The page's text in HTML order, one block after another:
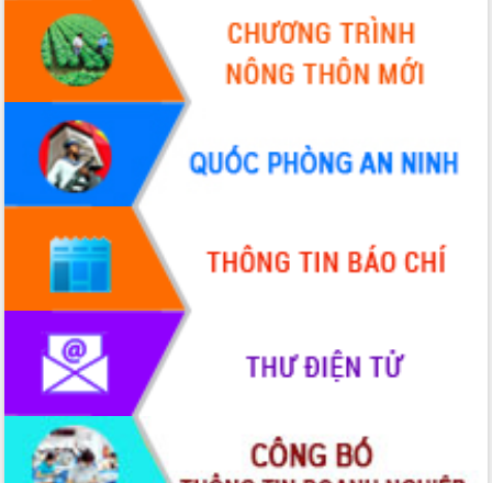
Tổ chức trang trọng Lễ hội Đền thờ
Lương Văn Chánh năm 2026
Phó Bí thư Tỉnh ủy Đắk Lắk Đỗ Hữu
Huy giữ chức Bí thư Đảng ủy Ủy Ban
Nhân dân tỉnh
Bệnh án điện tử thúc đẩy chuyển đổi
số y tế tại Đắk Lắk
Chuyển đổi số thư viện: Mở rộng
không gian tri thức trong thời đại số
Đánh giá, rút kinh nghiệm công tác tổ
chức diễn tập trước ngày bầu cử
Chương trình “Gặp gỡ hữu nghị –
Friendship Meeting New Year 2026”
Bầu cử Quốc hội và HĐND: Cử tri Đắk
Lắk gửi gắm niềm tin, kỳ vọng vào lá
Đắk Lắk sẵn sàng các điều kiện cho
Ngày hội bầu cử đại biểu Quốc hội
khóa XVI và HĐND các cấp nhiệm kỳ
2026-2031